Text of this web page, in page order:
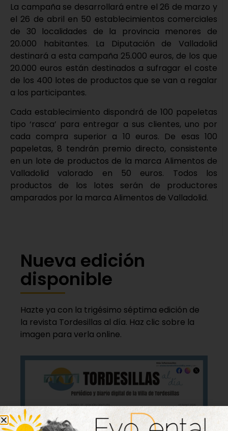
La campaña se desarrollará entre el 26 de marzo y
el 26 de abril en 50 establecimientos comerciales
de 30 localidades de la provincia menores de
20.000 habitantes. La Diputación de Valladolid
destinará a esta campaña 25.000 euros, de los que
20.000 euros están destinados a sufragar el coste
de los 400 lotes de productos que se van a regalar
a los participantes.
Cada establecimiento dispondrá de 100 papeletas
tipo ‘rasca’ para entregar a sus clientes, uno por
cada compra superior a 10 euros. De esas 100
papeletas, 8 tendrán premio directo, consistente
en un lote de productos de la marca Alimentos de
Valladolid valorado en 50 euros. Todos los
productos de los lotes serán de productores
amparados por la marca Alimentos de Valladolid.
Nueva edición
disponible
Hazte ya con la trigésimo séptima edición de
la revista Tordesillas al día. Haz clic sobre la
imagen para verla online.